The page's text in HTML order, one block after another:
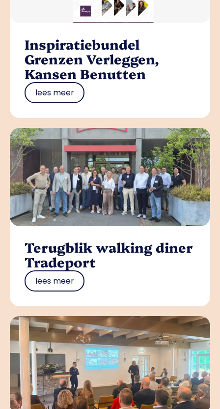
Inspiratiebundel
Grenzen Verleggen,
Kansen Benutten
lees meer
Terugblik walking diner
Tradeport
lees meer